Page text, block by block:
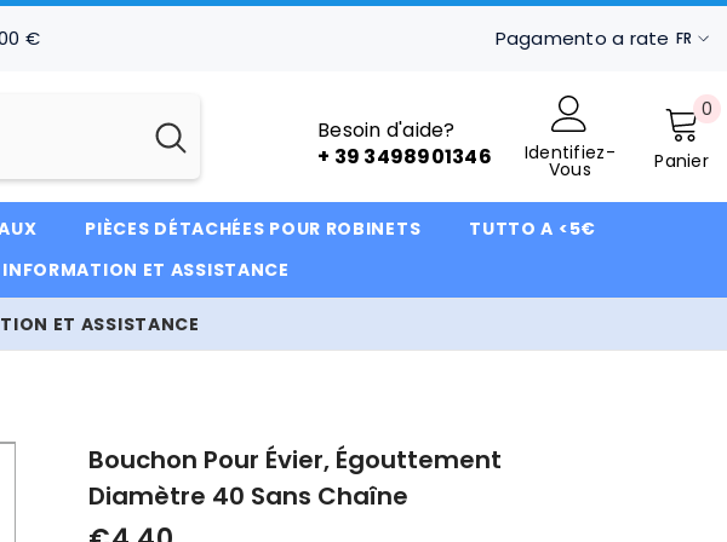
€ Pagamento a rate FR
DE
Besoin d'aide?
+ 39 3498901346
Identifiez-
Vous Panier
00
PIÈCES DÉTACHÉES POUR ROBINETS
TUTTO A <5€
INFORMATION ET ASSISTANCE
ET ASSISTANCE
Bouchon Pour Évier, Égouttement
Diamètre 40 Sans Chaîne